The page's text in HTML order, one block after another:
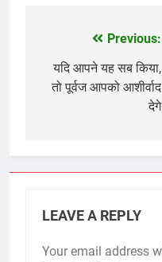
navigation
Previous:
यदि आपने यह सब किया,
तो पूर्वज आपको आशीर्वाद
देगे
LEAVE A REPLY
Your email address